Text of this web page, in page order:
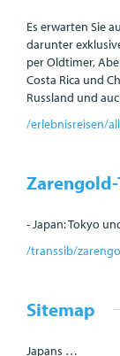
Es erwarten Sie
darunter
per Oldtimer,
Costa Rica und
Russland und
/erlebnisreisen/
- Japan: Tokyo
/transsib/
Sitemap
Japans …